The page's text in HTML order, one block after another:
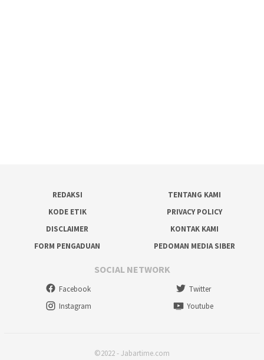
REDAKSI
TENTANG KAMI
KODE ETIK
PRIVACY POLICY
DISCLAIMER
KONTAK KAMI
FORM PENGADUAN
PEDOMAN MEDIA SIBER
SOCIAL NETWORK
Facebook
Twitter
Instagram
Youtube
©2022 - Jabartime.com